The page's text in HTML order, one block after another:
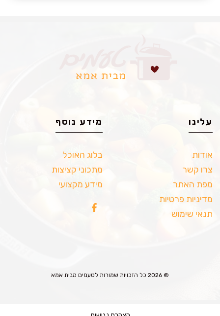
עלינו
אודות
צרו קשר
מפת האתר
מדיניות פרטיות
תנאי שימוש
מידע נוסף
בלוג האוכל
מתכוני קציצות
מידע מקצועי
© 2026 כל הזכויות שמורות לטעמים מבית אמא